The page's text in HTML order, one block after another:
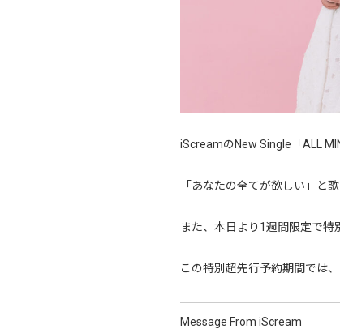
iScreamのNew Single「ALL
「あなたの全てが欲しい」と
また、本日より1週間限定で特
この特別超先行予約期間では
Message From iScream